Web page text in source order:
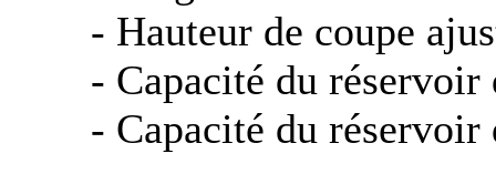
- Hauteur de coupe
- Capacité du réservoir
- Capacité du